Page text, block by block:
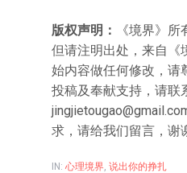
版权声明：
《境界》
但请注明出处，来自《
始内容做任何修改，请
投稿及奉献支持，请联
求，请给我们留言，谢
IN: 心理境界 说出你的挣扎